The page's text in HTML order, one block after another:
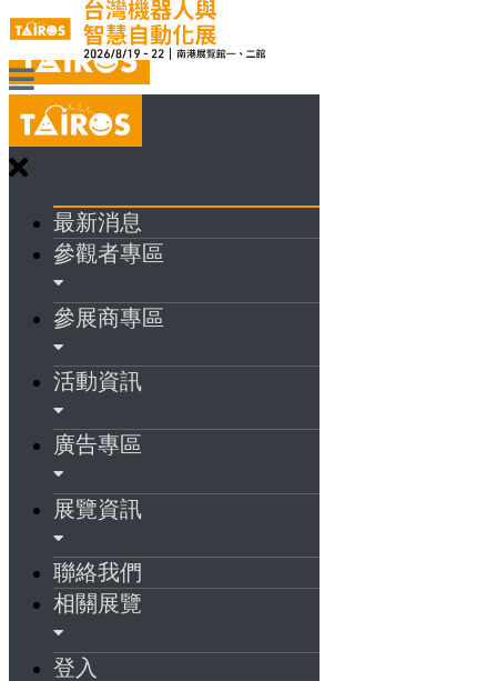
最新消息
參觀者專區
參展商專區
活動資訊
廣告專區
展覽資訊
聯絡我們
相關展覽
登入